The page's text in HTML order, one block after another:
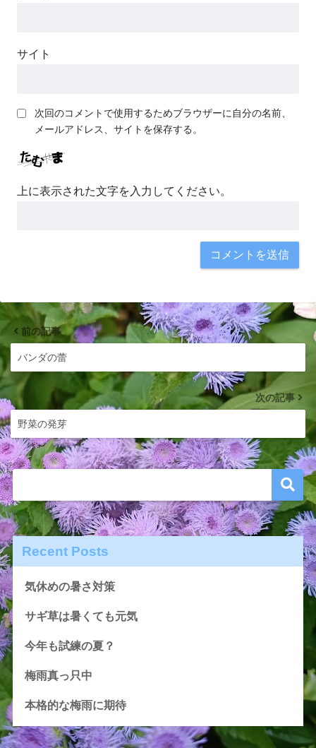
サイト
次回のコメントで使用するためブラウザーに自分の名前、
メールアドレス、サイトを保存する。
上に表示された文字を入力してください。
前の記事
バンダの蕾
次の記事
野菜の発芽
Recent Posts
気休めの暑さ対策
サギ草は暑くても元気
今年も試練の夏？
梅雨真っ只中
本格的な梅雨に期待